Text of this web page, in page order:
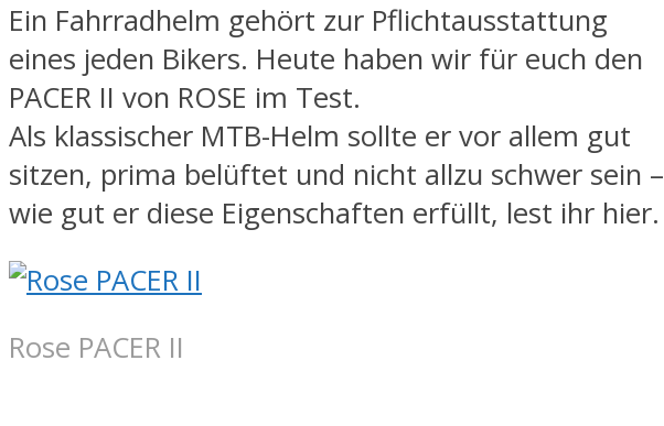
Ein Fahrradhelm gehört zur Pflichtausstattung
eines jeden Bikers. Heute haben wir für euch den
PACER II von ROSE im Test.
Als klassischer MTB-Helm sollte er vor allem gut
sitzen, prima belüftet und nicht allzu schwer sein –
wie gut er diese Eigenschaften erfüllt, lest ihr hier.
Rose PACER II